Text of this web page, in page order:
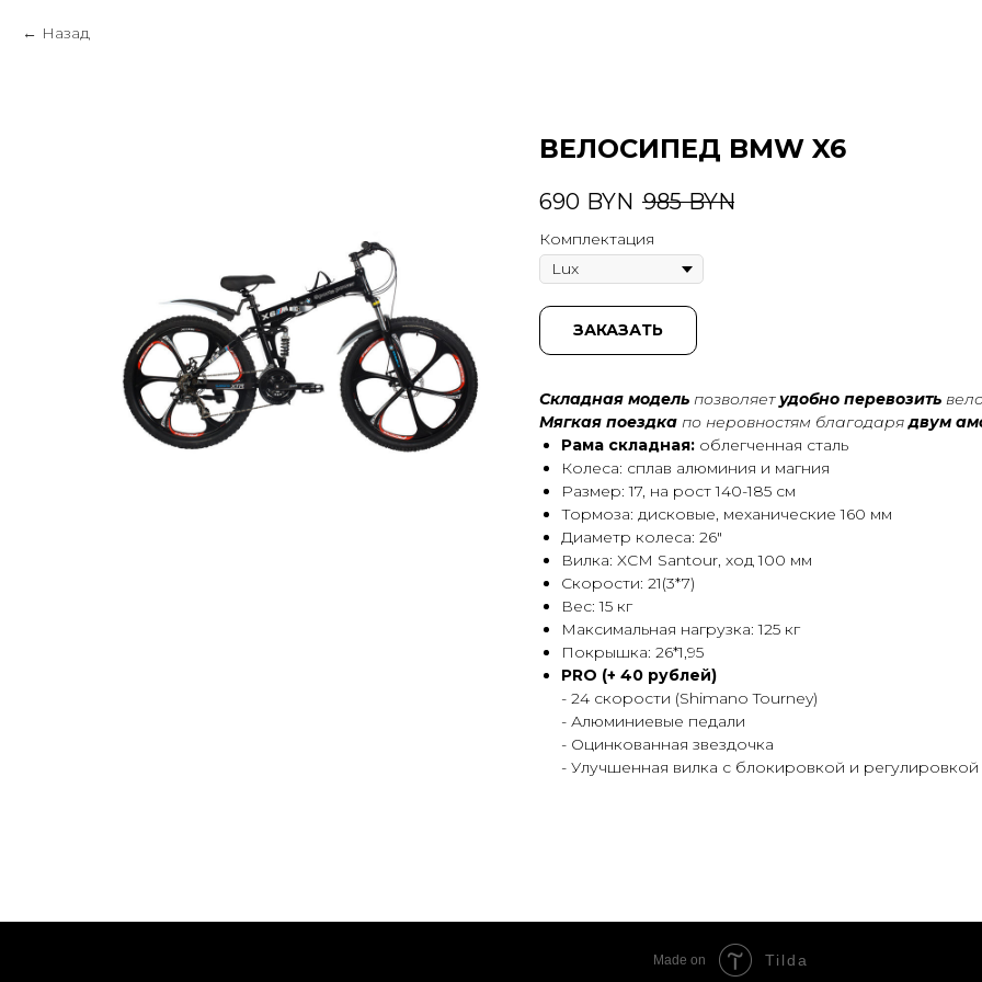
Назад
ВЕЛОСИПЕД BMW X6
690 BYN 985 BYN
Комплектация
ЗАКАЗАТЬ
Складная модель позволяетудобно перевозить
Мягкая поездка по неровностям благодарядвум
Рама складная: облегченная сталь
Колеса: сплав алюминия и магния
Размер: 17, на рост 140-185 см
Тормоза: дисковые, механические 160 мм
Диаметр колеса: 26"
Вилка: XCM Santour, ход 100 мм
Скорости: 21(3*7)
Вес: 15 кг
Максимальная нагрузка: 125 кг
Покрышка: 26*1,95
PRO (+ 40 рублей)
- 24 скорости (Shimano Tourney)
- Алюминиевые педали
- Оцинкованная звездочка
- Улучшенная вилка с блокировкой и регулировкой
Made on Tilda